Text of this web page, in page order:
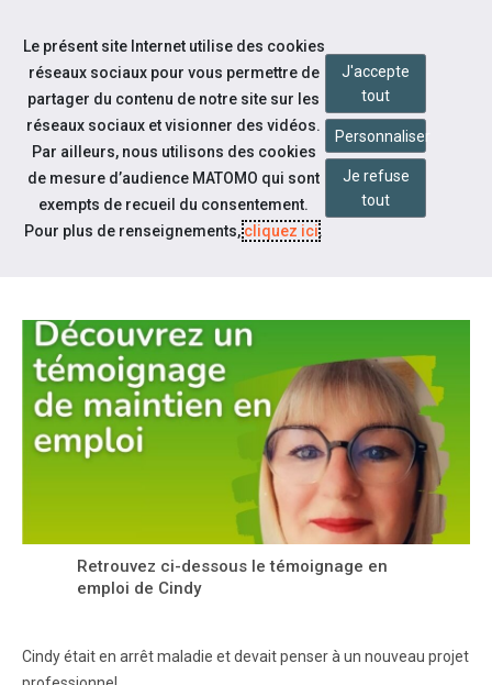
Aller au contenu
Notre actualité
TEMOIGNAGE : MAINTIEN EN
Retrouvez ci-dessous le témoignage en
emploi de Cindy
Cindy était en arrêt maladie et devait penser à un nouveau projet
Le présent site Internet utilise des cookies
réseaux sociaux pour vous permettre de
partager du contenu de notre site sur les
réseaux sociaux et visionner des vidéos.
Par ailleurs, nous utilisons des cookies
de mesure d’audience MATOMO qui sont
exempts de recueil du consentement.
Pour plus de renseignements,cliquez ici.
J'accepte
tout
Personnaliser
Je refuse
tout